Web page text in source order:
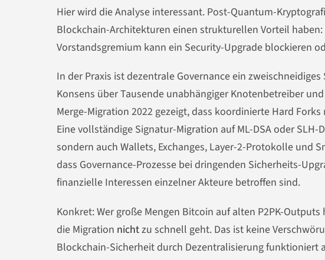
Hier wird die Analyse interessant. Post-Quantum-
Blockchain-Architekturen einen strukturellen Vorteil
Vorstandsgremium kann ein Security-Upgrade blockieren
In der Praxis ist dezentrale Governance ein
Konsens über Tausende unabhängiger Knotenbetreiber
Merge-Migration 2022 gezeigt, dass koordinierte Hard
Eine vollständige Signatur-Migration auf ML-DSA oder
sondern auch Wallets, Exchanges, Layer-2-Protokolle und
dass Governance-Prozesse bei dringenden Sicherheits-
finanzielle Interessen einzelner Akteure betroffen sind.
Konkret: Wer große Mengen Bitcoin auf alten P2PK-
die Migration nichtzu schnell geht. Das ist keine
Blockchain-Sicherheit durch Dezentralisierung funktioniert